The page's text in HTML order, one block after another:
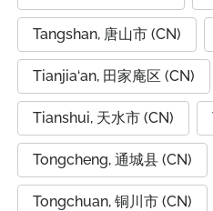
Tangshan, 唐山市 (CN)
Tianjia‘an, 田家庵区 (CN)
Tianshui, 天水市 (CN)
Tongcheng, 通城县 (CN)
Tongchuan, 铜川市 (CN)